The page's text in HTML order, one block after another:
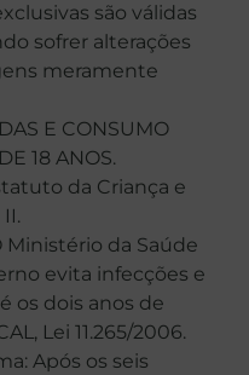
são válidas
sofrer alterações
meramente
E CONSUMO
18 ANOS.
da Criança e
Ministério da Saúde
evita infecções e
os dois anos de
Lei 11.265/2006.
Após os seis